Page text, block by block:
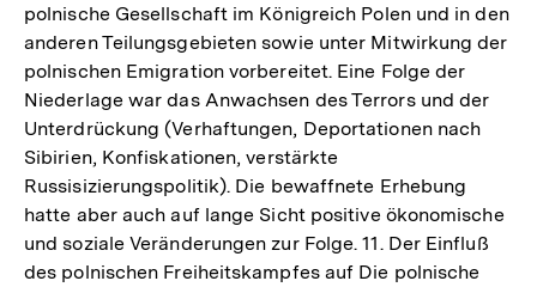
polnische Gesellschaft im Königreich Polen und in den
anderen Teilungsgebieten sowie unter Mitwirkung der
polnischen Emigration vorbereitet. Eine Folge der
Niederlage war das Anwachsen des Terrors und der
Unterdrückung (Verhaftungen, Deportationen nach
Sibirien, Konfiskationen, verstärkte
Russisizierungspolitik). Die bewaffnete Erhebung
hatte aber auch auf lange Sicht positive ökonomische
und soziale Veränderungen zur Folge. 11. Der Einfluß
des polnischen Freiheitskampfes auf Die polnische